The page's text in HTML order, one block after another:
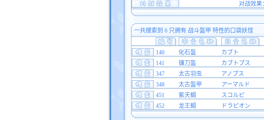
对战效果
一共搜索到 6 只拥有 战斗盔甲 特性的口袋妖怪
140 化石盔 カブト
141
镰刀盔 カブトプス
347
太古羽虫 アノプス
348
太古盔甲 アーマルド
451
紫天蝎 スコルピ
452
龙王蝎 ドラピオン